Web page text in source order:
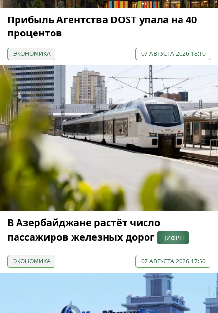
Прибыль Агентства DOST упала на 40
процентов
ЭКОНОМИКА 07 АВГУСТА 2026 18:10
В Азербайджане растёт число
пассажиров железных дорог
ЦИФРЫ
ЭКОНОМИКА 07 АВГУСТА 2026 17:50